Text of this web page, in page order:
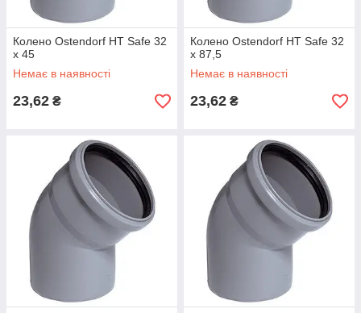
Колено Ostendorf HT Safe 32
х 45
Немає в наявності
23,62 ₴
Колено Ostendorf HT Safe 32
х 87,5
Немає в наявності
23,62 ₴